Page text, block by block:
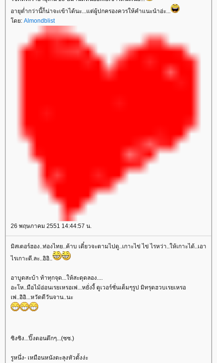
อายุต่ำกว่านี้ก็น่าจะเข้าได้นะ...แต่ผู้ปกครองควรให้คำแนะนำอ่ะ...
โดย: Almondblist
26 พฤษภาคม 2551 14:44:57 น.
มิสเตอร์ฮอง..ท่องไทย..ค้าบ เดี๋ยวจะตามไปดู..เกาะไข่ ไข่ ไรหว่า..ให้เกาะได้..เอา
ไรเกาะดี.ละ..อิอิ..
อาบูดสะบ้า ท้าทุกจุด...ให้สะดุดลอง....
อะโห..มือไม้อ่อนเรยเหรอเพ่...หยั่งงี้ ดูเวอร์ชั่นเต็มๆรูป มิทรุดฮวบเรยเหรอ
เพ่..อิอิ...หวัดดีวันจาน..นะ
ซิงซิง...ปิ๊งตอนดึกๆ...(ซซ.)
รูหนึ่ง- เหมือนหนังตะลุงหัวตั้งง่ะ